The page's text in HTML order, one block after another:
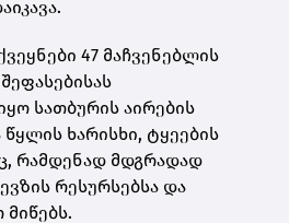
47 მაჩვენებლის
სათბურის აირების
წყლის ხარისხი, ტყეების
რამდენად მდგრადად
რესურსებსა და